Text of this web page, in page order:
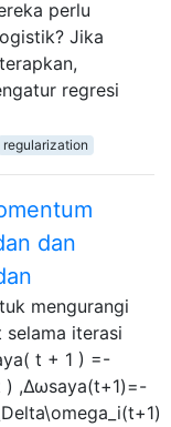
perlu
Jika
regresi
regularization
dan
mengurangi
iterasi
t + 1 ) =-
) ,Δωsaya(t+1)=-